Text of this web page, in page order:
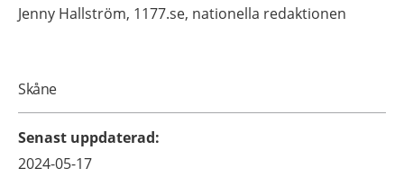
Jenny Hallström, 1177.se, nationella redaktionen
Skåne
Senast uppdaterad:
2024-05-17